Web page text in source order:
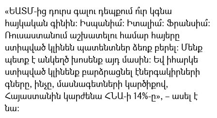
«ԵԱՏՄ-ից դուրս գալու դեպքում ո՞ւր կգնա
հայկական գինին։ Իսպանիա՞։ Իտալիա՞։ Ֆրանսիա՞։
Ռուսաստանում աշխատելու համար հայերը
ստիպված կլինեն պատենտներ ձեռք բերել։ Մենք
պետք է անկեղծ խոսենք այդ մասին։ Եվ իհարկե
ստիպված կլինենք բարձրացնել էներգակիրների
գները, ինչը, մասնագետների կարծիքով,
Հայաստանին կարժենա ՀՆԱ-ի 14%-ը», – ասել է
նա։